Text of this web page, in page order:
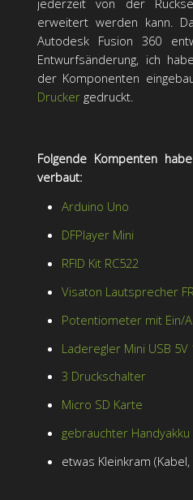
jederzeit von der
erweitert werden kann.
Autodesk Fusion 360
Entwurfsänderung, ich
der Komponenten
Drucker gedruckt.
Folgende Kompenten
verbaut:
Arduino Uno
DFPlayer Mini
RFID Kit RC522
Visaton Lautsprecher
Potentiometer mit Ein/
Laderegler Mini USB 5V
3 Druckschalter
Micro SD Karte
gebrauchter Handyakku
etwas Kleinkram